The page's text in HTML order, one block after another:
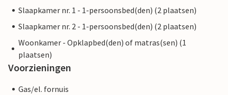
Slaapkamer nr. 1 - 1-persoonsbed(den) (2 plaatsen)
Slaapkamer nr. 2 - 1-persoonsbed(den) (2 plaatsen)
Woonkamer - Opklapbed(den) of matras(sen) (1
plaatsen)
Voorzieningen
Gas/el. fornuis